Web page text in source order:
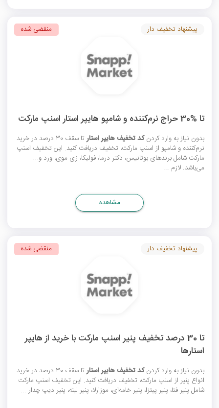
تا %30 حراج نرم‌کننده و شامپو هایپر استار اسنپ مارکت
بدون نیاز به وارد کردنکد تخفیف هایپر استار
تا سقف 30 درصد در خرید
نرم‌کننده و شامپو از اسنپ مارکت، تخفیف دریافت کنید. این تخفیف اسنپ
مارکت شامل برندهای بوتانیس، دکتر درما، فولیکا، زی موی، ورد و...
می‌باشد. لازم ...
پیشنهاد تخفیف دار منقضی شده
مشاهده
تا 30 درصد تخفیف پنیر اسنپ مارکت با خرید از هایپر
استارها
بدون نیاز به وارد کردنکد تخفیف هایپر استار
تا سقف 30 درصد در خرید
انواع پنیر از اسنپ مارکت، تخفیف دریافت کنید. این تخفیف اسنپ مارکت
شامل پنیر فتا، پنیر پیتزا، پنیر خامه‌ای، موزارلا، پنیر لبنه، پنیر دیپ چدار ...
پیشنهاد تخفیف دار منقضی شده